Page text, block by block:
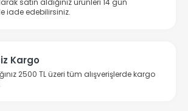
satın aldığınız ürünleri 14 gün
iade edebilirsiniz.
Kargo
2500 TL üzeri tüm alışverişlerde kargo